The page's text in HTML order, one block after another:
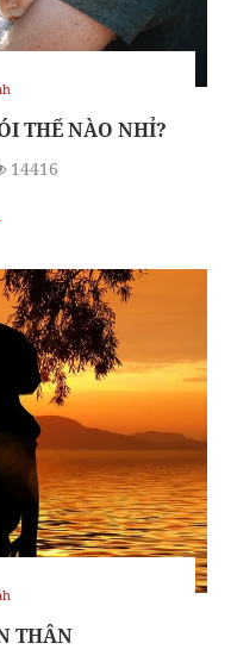
THẾ NÀO NHỈ?
14416
THÂN